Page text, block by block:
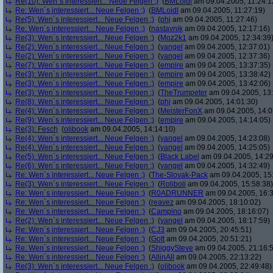
Re: Wen´s interessiert... Neue Felgen ;) (BMLoidl am 09.04.2005, 11:27:19)
Re(5): Wen´s interessiert... Neue Felgen ;) (phj am 09.04.2005, 11:27:46)
Re: Wen´s interessiert... Neue Felgen ;) (nastavnik am 09.04.2005, 12:17:16)
Re(3): Wen´s interessiert... Neue Felgen ;) (Moz2k1 am 09.04.2005, 12:34:39)
Re(2): Wen´s interessiert... Neue Felgen ;) (yangel am 09.04.2005, 12:37:01)
Re(2): Wen´s interessiert... Neue Felgen ;) (yangel am 09.04.2005, 12:37:36)
Re(7): Wen´s interessiert... Neue Felgen ;) (empire am 09.04.2005, 13:37:35)
Re(3): Wen´s interessiert... Neue Felgen ;) (empire am 09.04.2005, 13:38:42)
Re(3): Wen´s interessiert... Neue Felgen ;) (empire am 09.04.2005, 13:42:06)
Re(3): Wen´s interessiert... Neue Felgen ;) (TheTrumpeter am 09.04.2005,
Re(8): Wen´s interessiert... Neue Felgen ;) (phj am 09.04.2005, 14:01:30)
Re(4): Wen´s interessiert... Neue Felgen ;) (MeisterFonX am 09.04.2005,
Re(9): Wen´s interessiert... Neue Felgen ;) (empire am 09.04.2005, 14:14:05)
Re(3): Fesch (olibook am 09.04.2005, 14:14:10)
Re(4): Wen´s interessiert... Neue Felgen ;) (yangel am 09.04.2005, 14:23:08)
Re(4): Wen´s interessiert... Neue Felgen ;) (yangel am 09.04.2005, 14:25:05)
Re(5): Wen´s interessiert... Neue Felgen ;) (Black Label am 09.04.2005,
Re(6): Wen´s interessiert... Neue Felgen ;) (yangel am 09.04.2005, 14:32:49)
Re: Wen´s interessiert... Neue Felgen ;) (The-Slovak-Pack am 09.04.2005,
Re(3): Wen´s interessiert... Neue Felgen ;) (Roliboli am 09.04.2005, 15:58:38)
Re: Wen´s interessiert... Neue Felgen ;) (R0ADRUNNER am 09.04.2005,
Re: Wen´s interessiert... Neue Felgen ;) (reavez am 09.04.2005, 18:10:02)
Re: Wen´s interessiert... Neue Felgen ;) (Campino am 09.04.2005, 18:16:07)
Re(2): Wen´s interessiert... Neue Felgen ;) (yangel am 09.04.2005, 18:17:59)
Re: Wen´s interessiert... Neue Felgen ;) (CJ3 am 09.04.2005, 20:45:51)
Re: Wen´s interessiert... Neue Felgen ;) (Gott am 09.04.2005, 20:51:21)
Re: Wen´s interessiert... Neue Felgen ;) (ShiggySteve am 09.04.2005,
Re: Wen´s interessiert... Neue Felgen ;) (AllinAll
am 09.04.2005, 22:13:22)
Re(3): Wen´s interessiert... Neue Felgen ;) (olibook am 09.04.2005, 22:49:48)